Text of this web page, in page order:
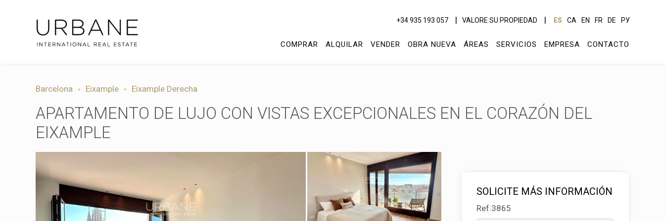
+34 935 193 057 VALORE SU PROPIEDAD ES CA EN FR DE РУ
COMPRAR ALQUILAR VENDER OBRA NUEVA ÁREAS SERVICIOS EMPRESA CONTACTO
Barcelona Eixample Eixample Derecha
APARTAMENTO DE LUJO CON VISTAS EXCEPCIONALES EN EL CORAZÓN DEL
EIXAMPLE
SOLICITE MÁS INFORMACIÓN
Ref.3865